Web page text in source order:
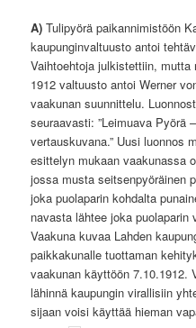
A) Tulipyörä paikannimistöön
kaupunginvaltuusto antoi
Vaihtoehtoja julkistettiin,
1912 valtuusto antoi Werner
vaakunan suunnittelu.
seuraavasti: ”Leimuava Pyörä
vertauskuvana.” Uusi luonnos
esittelyn mukaan vaakunassa
jossa musta seitsenpyöräinen
joka puolaparin kohdalta
navasta lähtee joka puolaparin
Vaakuna kuvaa Lahden
paikkakunalle tuottaman
vaakunan käyttöön 7.10.1912.
lähinnä kaupungin virallisiin
sijaan voisi käyttää hieman